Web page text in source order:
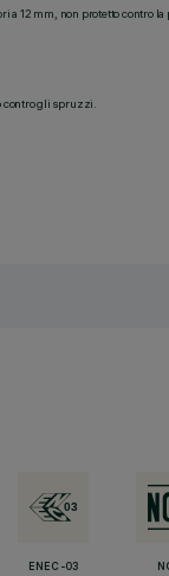
a 12 mm, non protetto contro
contro gli spruzzi.
ENEC-03